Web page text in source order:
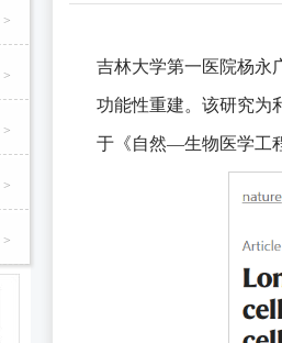
>
>
>
>
>
吉林大学第一医院杨永
功能性重建。该研究为
于《自然—生物医学工